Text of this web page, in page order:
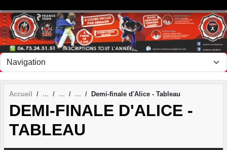
Accueil Demi-finale d'Alice - Tableau
DEMI-FINALE D'ALICE -
TABLEAU